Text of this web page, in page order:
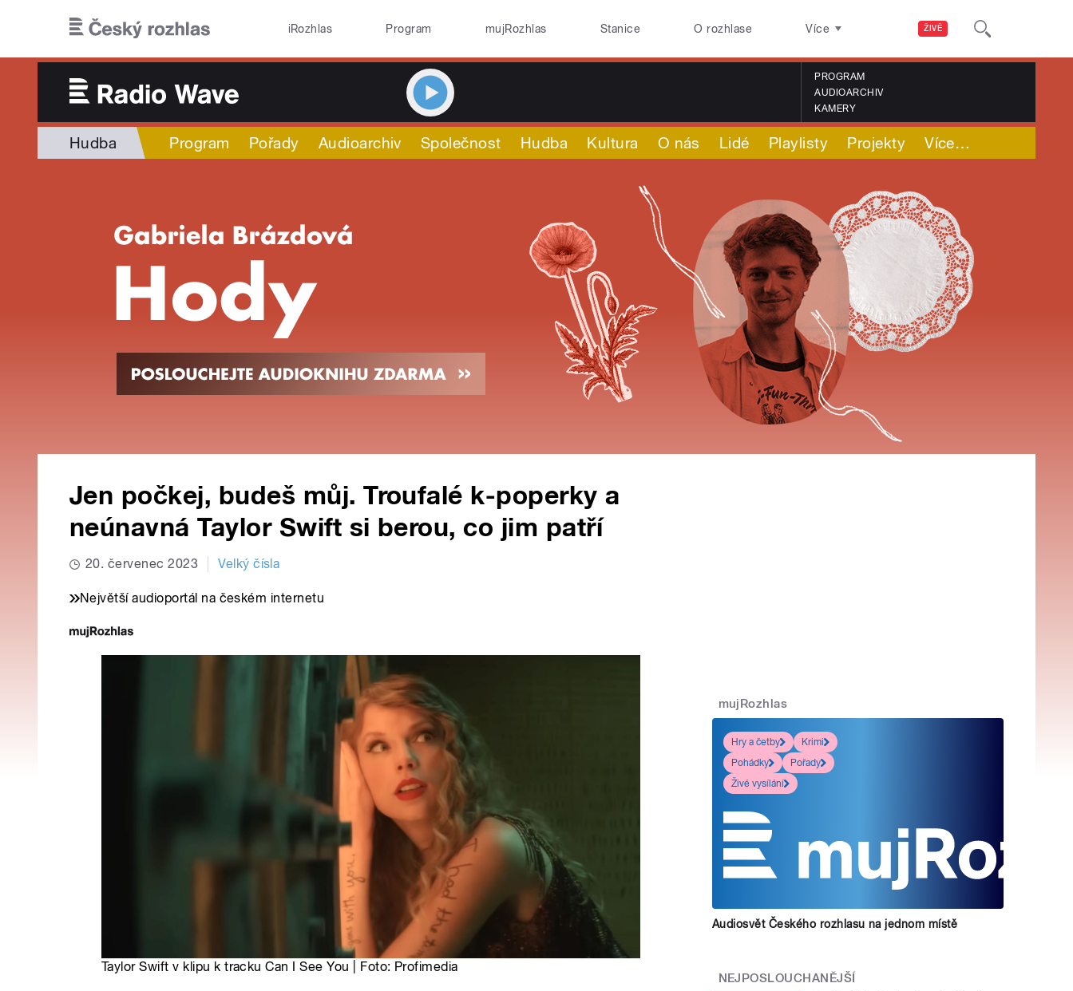
ŽIVĚ
iRozhlas Program mujRozhlas Stanice O rozhlase Více
PROGRAM
AUDIOARCHIV
KAMERY
Hudba Program Pořady Audioarchiv Společnost Hudba Kultura O nás Lidé Playlisty Projekty Více…
Jen počkej, budeš můj. Troufalé k-poperky a
neúnavná Taylor Swift si berou, co jim patří
20. červenec 2023 Velký čísla
Největší audioportál na českém internetu
Taylor Swift v klipu k tracku Can I See You | Foto: Profimedia
mujRozhlas
Hry a četby
Krimi
Pohádky
Pořady
Živé vysílání
Audiosvět Českého rozhlasu na jednom místě
NEJPOSLOUCHANĚJŠÍ